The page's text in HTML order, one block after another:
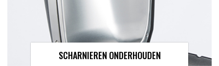
SCHARNIEREN ONDERHOUDEN